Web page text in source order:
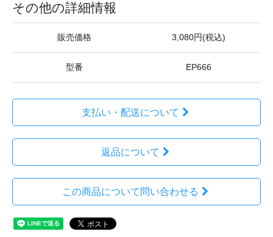
その他の詳細情報
販売価格 3,080円(税込)
型番 EP666
支払い・配送について
返品について
この商品について問い合わせる